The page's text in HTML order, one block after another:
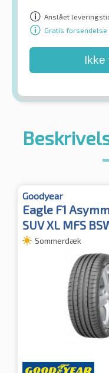
Anslået
Gratis forsendelse
Ikke
Goodyear
Eagle F1
SUV XL MFS
Sommerdæk